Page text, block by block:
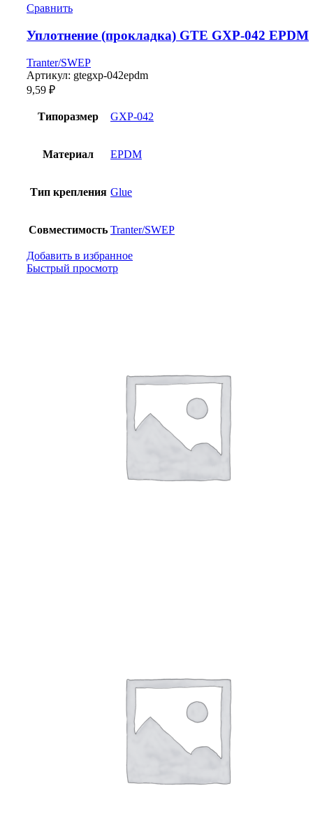
Сравнить
Уплотнение (прокладка) GTE GXP-042 EPDM
Tranter/SWEP
Артикул: gtegxp-042epdm
9,59 ₽
Типоразмер GXP-042
Материал EPDM
Тип крепления Glue
Совместимость Tranter/SWEP
Добавить в избранное
Быстрый просмотр